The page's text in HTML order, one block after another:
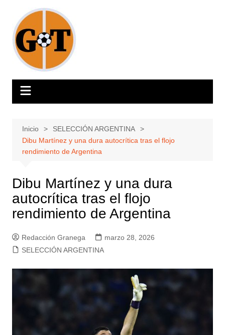
contenido
Inicio
SELECCIÓN ARGENTINA
Dibu Martínez y una dura autocrítica tras el flojo
rendimiento de Argentina
Dibu Martínez y una dura
autocrítica tras el flojo
rendimiento de Argentina
Redacción Granega
marzo 28, 2026
SELECCIÓN ARGENTINA